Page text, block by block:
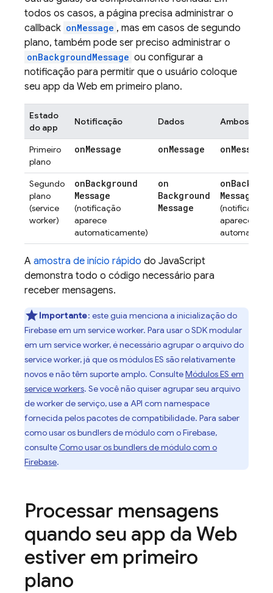
todos os casos, a página precisa administrar o
callback onMessage , mas em casos de segundo
plano, também pode ser preciso administrar o
onBackgroundMessage ou configurar a
notificação para permitir que o usuário coloque
seu app da Web em primeiro plano.
Estado
do app
Notificação Dados Ambos
Primeiro
plano
onMessage onMessage onMessage
Segundo
plano
(service
worker)
onBackground
Message
(notificação
aparece
automaticamente)
on
Background
Message
on
Message
(notificação
aparece
A amostra de início rápido do JavaScript
demonstra todo o código necessário para
receber mensagens.
Importante: este guia menciona a inicialização do
Firebase em um service worker. Para usar o SDK modular
em um service worker, é necessário agrupar o arquivo do
service worker, já que os módulos ES são relativamente
novos e não têm suporte amplo. ConsulteMódulos ES em
service workers. Se você não quiser agrupar seu arquivo
de worker de serviço, use a API com namespace
fornecida pelos pacotes de compatibilidade. Para saber
como usar os bundlers de módulo com o Firebase,
consulte Como usar os bundlers de módulo com o
Firebase.
Processar mensagens
quando seu app da Web
estiver em primeiro
plano